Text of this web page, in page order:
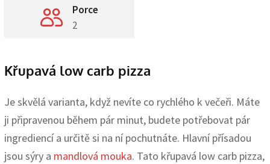
Porce
2
Křupavá low carb pizza
Je skvělá varianta, když nevíte co rychlého k večeři. Máte
ji připravenou během pár minut, budete potřebovat pár
ingrediencí a určitě si na ní pochutnáte. Hlavní přísadou
jsou sýry a mandlová mouka. Tato křupavá low carb pizza,